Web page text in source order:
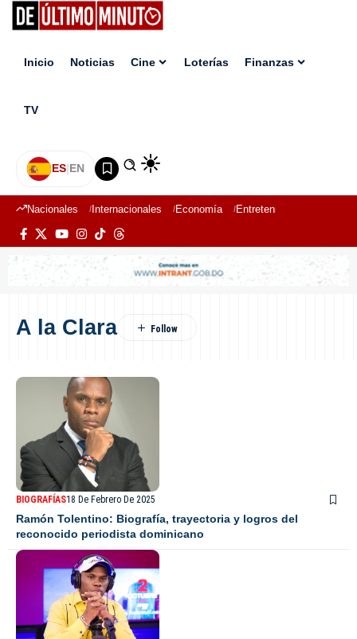
Inicio Noticias Cine Loterías Finanzas
TV
ES|EN
Nacionales Internacionales Economía Entretenimiento
A la Clara
BIOGRAFÍAS18 De Febrero De 2025
Ramón Tolentino: Biografía, trayectoria y logros del
reconocido periodista dominicano